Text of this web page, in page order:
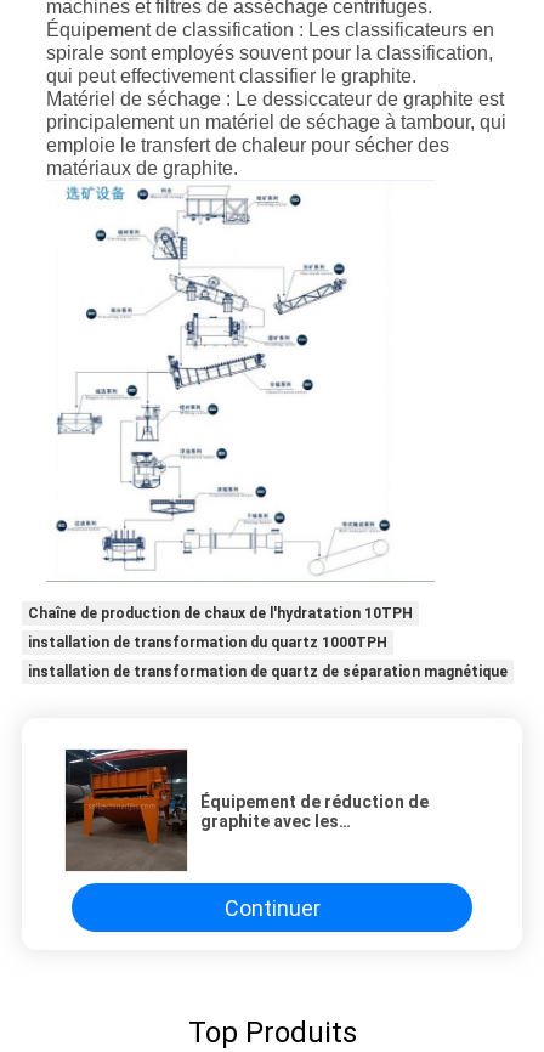
machines et filtres de asséchage centrifuges.
Équipement de classification : Les classificateurs en
spirale sont employés souvent pour la classification,
qui peut effectivement classifier le graphite.
Matériel de séchage : Le dessiccateur de graphite est
principalement un matériel de séchage à tambour, qui
emploie le transfert de chaleur pour sécher des
matériaux de graphite.
Chaîne de production de chaux de l'hydratation 10TPH
installation de transformation du quartz 1000TPH
installation de transformation de quartz de séparation magnétique
Équipement de réduction de
graphite avec les
classificateur en spirale
Continuer
Top Produits